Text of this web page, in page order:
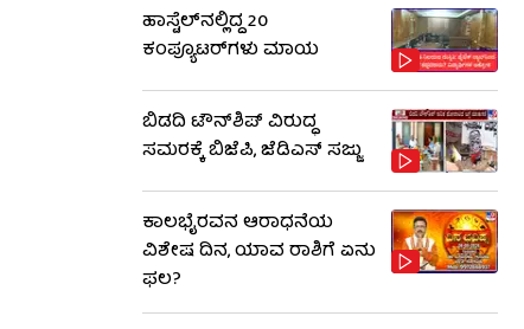
ಹಾಸ್ಟೆಲ್‌ನಲ್ಲಿದ್ದ 20
ಕಂಪ್ಯೂಟರ್‌ಗಳು ಮಾಯ
ಬಿಡದಿ ಟೌನ್‌ಶಿಪ್ ವಿರುದ್ಧ
ಸಮರಕ್ಕೆ ಬಿಜೆಪಿ, ಜೆಡಿಎಸ್ ಸಜ್ಜು
ಕಾಲಭೈರವನ ಆರಾಧನೆಯ
ವಿಶೇಷ ದಿನ, ಯಾವ ರಾಶಿಗೆ ಏನು
ಫಲ?